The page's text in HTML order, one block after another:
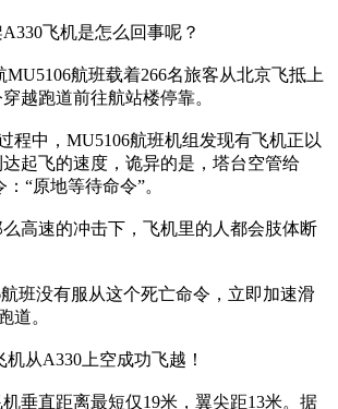
飞机是怎么回事呢？
MU5106航班载着266名旅客从北京飞抵上
越跑道前往航站楼停靠。
程中，MU5106航班机组发现有飞机正以
起飞的速度，诡异的是，塔台空管给
“原地等待命令”。
高速的冲击下，飞机里的人都会肢体断
班没有服从这个死亡命令，立即加速滑
道。
从A330上空成功飞越！
垂直距离最短仅19米，翼尖距13米。据